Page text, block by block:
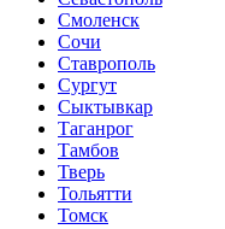
Смоленск
Сочи
Ставрополь
Сургут
Сыктывкар
Таганрог
Тамбов
Тверь
Тольятти
Томск